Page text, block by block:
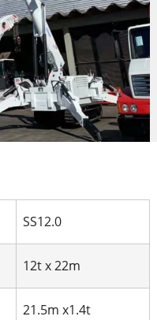
SS12.0
12t x 22m
21.5m x1.4t